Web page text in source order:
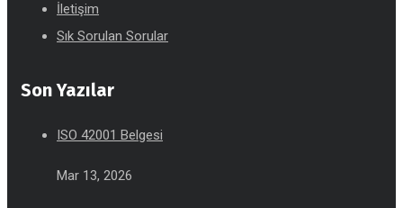
İletişim
Sık Sorulan Sorular
Son Yazılar
ISO 42001 Belgesi
Mar 13, 2026